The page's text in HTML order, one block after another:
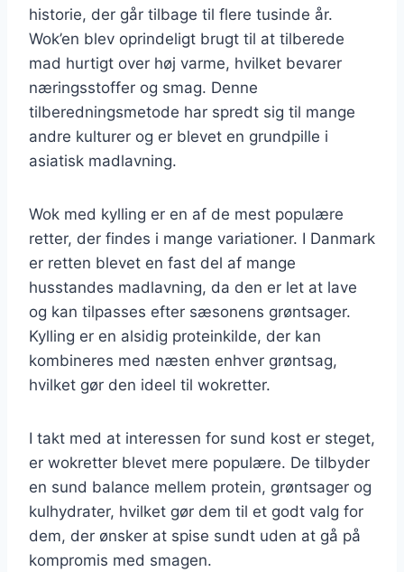
historie, der går tilbage til flere tusinde år.
Wok’en blev oprindeligt brugt til at tilberede
mad hurtigt over høj varme, hvilket bevarer
næringsstoffer og smag. Denne
tilberedningsmetode har spredt sig til mange
andre kulturer og er blevet en grundpille i
asiatisk madlavning.
Wok med kylling er en af de mest populære
retter, der findes i mange variationer. I Danmark
er retten blevet en fast del af mange
husstandes madlavning, da den er let at lave
og kan tilpasses efter sæsonens grøntsager.
Kylling er en alsidig proteinkilde, der kan
kombineres med næsten enhver grøntsag,
hvilket gør den ideel til wokretter.
I takt med at interessen for sund kost er steget,
er wokretter blevet mere populære. De tilbyder
en sund balance mellem protein, grøntsager og
kulhydrater, hvilket gør dem til et godt valg for
dem, der ønsker at spise sundt uden at gå på
kompromis med smagen.